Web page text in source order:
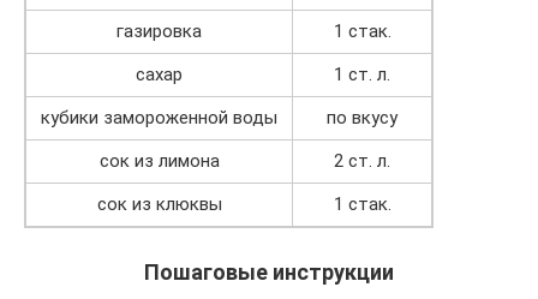
газировка
1 стак.
сахар
1 ст. л.
кубики замороженной воды
по вкусу
сок из лимона
2 ст. л.
сок из клюквы
1 стак.
Пошаговые инструкции